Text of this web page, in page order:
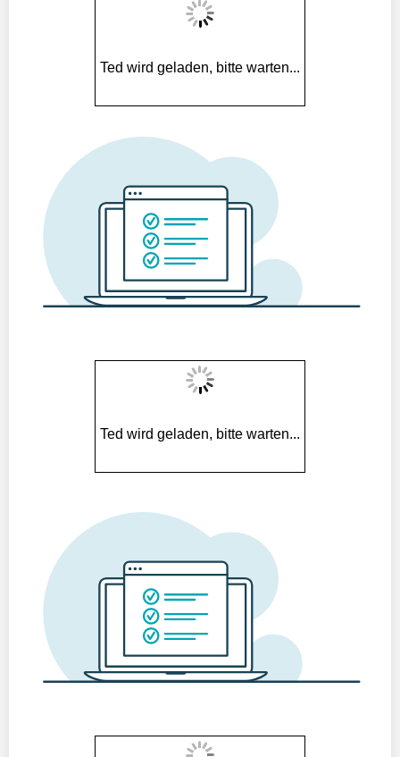
Ted wird geladen, bitte warten...
Ted wird geladen, bitte warten...